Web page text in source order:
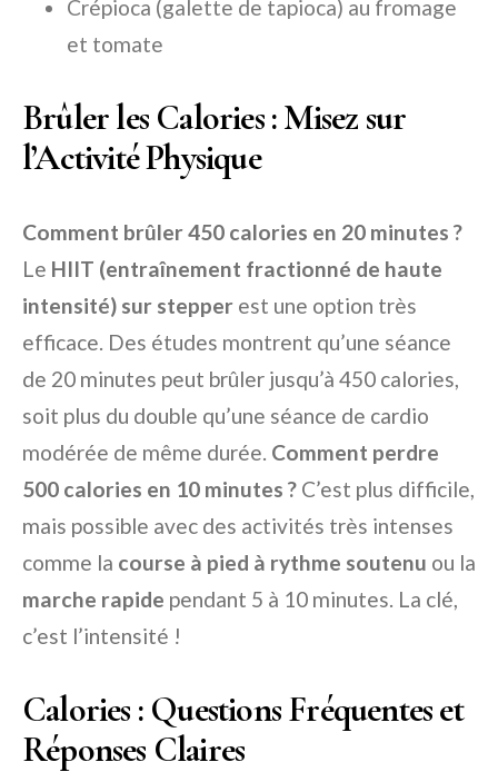
Crépioca (galette de tapioca) au fromage
et tomate
Brûler les Calories : Misez sur
l’Activité Physique
Comment brûler 450 calories en 20 minutes ?
Le HIIT (entraînement fractionné de haute
intensité) sur stepper est une option très
efficace. Des études montrent qu’une séance
de 20 minutes peut brûler jusqu’à 450 calories,
soit plus du double qu’une séance de cardio
modérée de même durée. Comment perdre
500 calories en 10 minutes ? C’est plus difficile,
mais possible avec des activités très intenses
comme la course à pied à rythme soutenu ou la
marche rapide pendant 5 à 10 minutes. La clé,
c’est l’intensité !
Calories : Questions Fréquentes et
Réponses Claires